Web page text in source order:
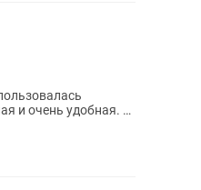
очень удобная. ✅